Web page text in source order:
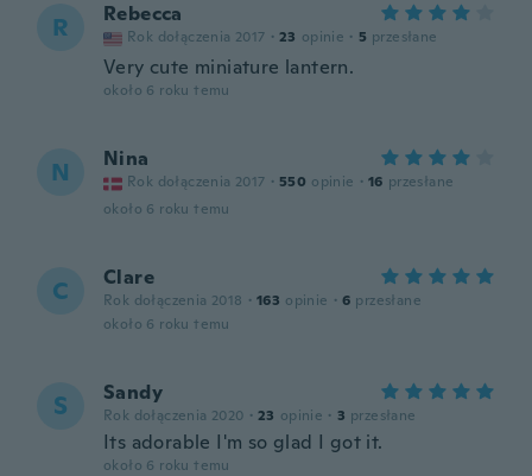
R Rebecca
Rok dołączenia 2017 · 23 opinie · 5 przesłane
Very cute miniature lantern.
około 6 roku temu
N Nina
Rok dołączenia 2017 · 550 opinie · 16 przesłane
około 6 roku temu
C Clare
Rok dołączenia 2018 · 163 opinie · 6 przesłane
około 6 roku temu
S Sandy
Rok dołączenia 2020 · 23 opinie · 3 przesłane
Its adorable I'm so glad I got it.
około 6 roku temu